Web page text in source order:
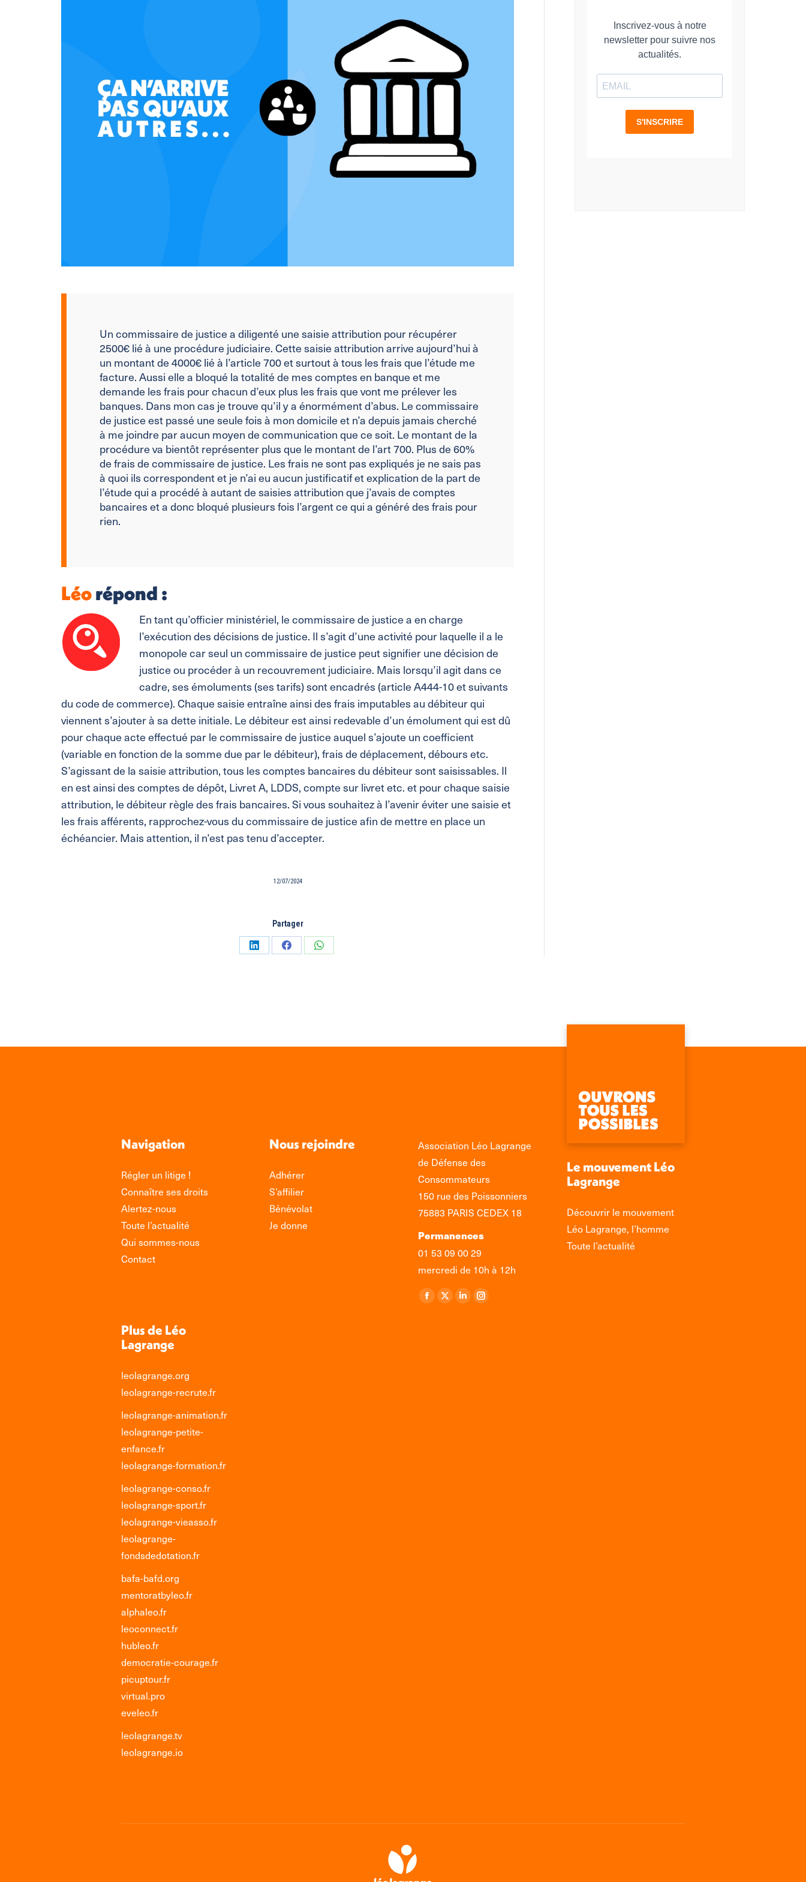
Un commissaire de justice a diligenté une saisie attribution pour récupérer
2500€ lié à une procédure judiciaire. Cette saisie attribution arrive aujourd’hui à
un montant de 4000€ lié à l’article 700 et surtout à tous les frais que l’étude me
facture. Aussi elle a bloqué la totalité de mes comptes en banque et me
demande les frais pour chacun d’eux plus les frais que vont me prélever les
banques. Dans mon cas je trouve qu’il y a énormément d’abus. Le commissaire
de justice est passé une seule fois à mon domicile et n’a depuis jamais cherché
à me joindre par aucun moyen de communication que ce soit. Le montant de la
procédure va bientôt représenter plus que le montant de l’art 700. Plus de 60%
de frais de commissaire de justice. Les frais ne sont pas expliqués je ne sais pas
à quoi ils correspondent et je n’ai eu aucun justificatif et explication de la part de
l’étude qui a procédé à autant de saisies attribution que j’avais de comptes
bancaires et a donc bloqué plusieurs fois l’argent ce qui a généré des frais pour
rien.
Léorépond :
En tant qu’officier ministériel, le commissaire de justice a en charge
l’exécution des décisions de justice. Il s’agit d’une activité pour laquelle il a le
monopole car seul un commissaire de justice peut signifier une décision de
justice ou procéder à un recouvrement judiciaire. Mais lorsqu’il agit dans ce
cadre, ses émoluments (ses tarifs) sont encadrés (article A444-10 et suivants
du code de commerce). Chaque saisie entraîne ainsi des frais imputables au débiteur qui
viennent s’ajouter à sa dette initiale. Le débiteur est ainsi redevable d’un émolument qui est dû
pour chaque acte effectué par le commissaire de justice auquel s’ajoute un coefficient
(variable en fonction de la somme due par le débiteur), frais de déplacement, débours etc.
S’agissant de la saisie attribution, tous les comptes bancaires du débiteur sont saisissables. Il
en est ainsi des comptes de dépôt, Livret A, LDDS, compte sur livret etc. et pour chaque saisie
attribution, le débiteur règle des frais bancaires. Si vous souhaitez à l’avenir éviter une saisie et
les frais afférents, rapprochez-vous du commissaire de justice afin de mettre en place un
échéancier. Mais attention, il n’est pas tenu d’accepter.
12/07/2024
Partager
PartagerPartagerPartager
Navigation
Régler un litige !
Connaître ses droits
Alertez-nous
Toute l’actualité
Qui sommes-nous
Contact
Nous rejoindre
Adhérer
S’affilier
Bénévolat
Je donne
Association Léo Lagrange
de Défense des
Consommateurs
150 rue des Poissonniers
75883 PARIS CEDEX 18
Permanences
01 53 09 00 29
mercredi de 10h à 12h
Retrouvez-nous sur :
La
La
La
La
Le mouvement Léo
Lagrange
Découvrir le mouvement
Léo Lagrange, l’homme
Toute l’actualité
Plus de Léo
Lagrange
leolagrange.org
leolagrange-recrute.fr
leolagrange-animation.fr
leolagrange-petite-
enfance.fr
leolagrange-formation.fr
leolagrange-conso.fr
leolagrange-sport.fr
leolagrange-vieasso.fr
leolagrange-
fondsdedotation.fr
bafa-bafd.org
mentoratbyleo.fr
alphaleo.fr
leoconnect.fr
hubleo.fr
democratie-courage.fr
picuptour.fr
virtual.pro
eveleo.fr
leolagrange.tv
leolagrange.io